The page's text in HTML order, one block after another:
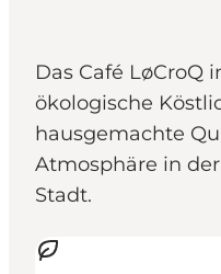
Das Café LøCroQ
ökologische
hausgemachte
Atmosphäre in
Stadt.